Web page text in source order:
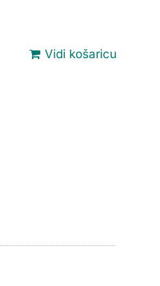
Vidi košaricu